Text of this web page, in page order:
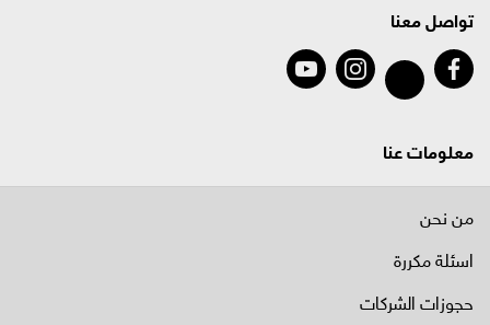
تواصل معنا
معلومات عنا
من نحن
اسئلة مكررة
حجوزات الشركات